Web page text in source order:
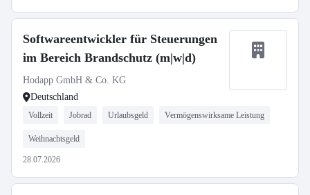
Softwareentwickler für Steuerungen
im Bereich Brandschutz (m|w|d)
Hodapp GmbH & Co. KG
Deutschland
Vollzeit Jobrad Urlaubsgeld Vermögenswirksame Leistung
Weihnachtsgeld
28.07.2026